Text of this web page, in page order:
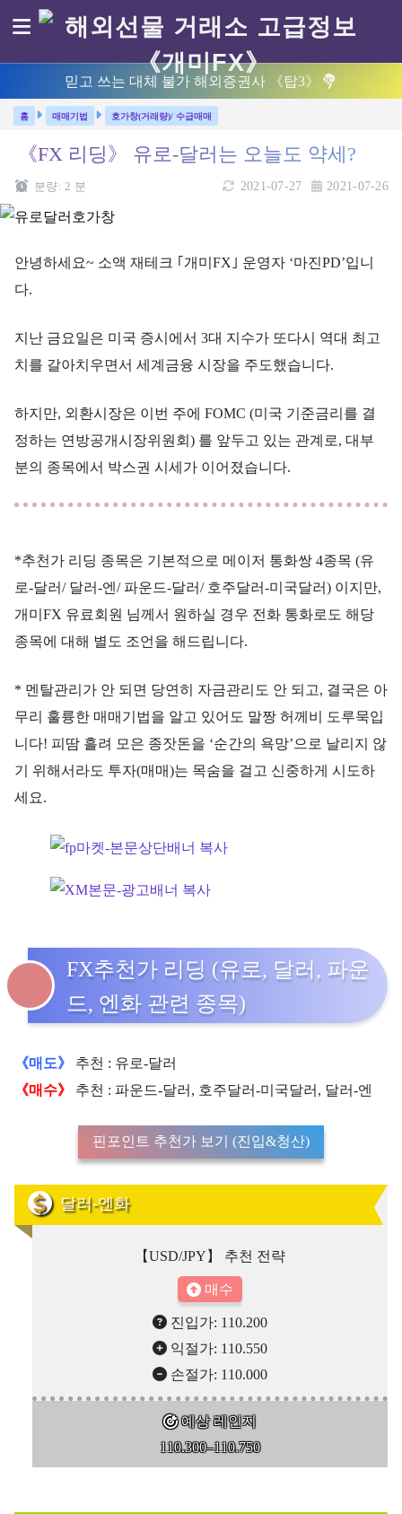
믿고 쓰는 대체 불가 해외증권사 《탑3》
매매기법 호가창(거래량)/ 수급매매
《FX 리딩》 유로-달러는 오늘도 약세?
2021-07-26
2021-07-27
분량: 2 분
안녕하세요~ 소액 재테크 ｢개미FX｣ 운영자 ‘마진PD’입니
다.
지난 금요일은 미국 증시에서 3대 지수가 또다시 역대 최고
치를 갈아치우면서 세계금융 시장을 주도했습니다.
하지만, 외환시장은 이번 주에 FOMC (미국 기준금리를 결
정하는 연방공개시장위원회) 를 앞두고 있는 관계로, 대부
분의 종목에서 박스권 시세가 이어졌습니다.
*추천가 리딩 종목은 기본적으로 메이저 통화쌍 4종목 (유
로-달러/ 달러-엔/ 파운드-달러/ 호주달러-미국달러) 이지만,
개미FX 유료회원 님께서 원하실 경우 전화 통화로도 해당
종목에 대해 별도 조언을 해드립니다.
* 멘탈관리가 안 되면 당연히 자금관리도 안 되고, 결국은 아
무리 훌륭한 매매기법을 알고 있어도 말짱 허께비 도루묵입
니다! 피땀 흘려 모은 종잣돈을 ‘순간의 욕망’으로 날리지 않
기 위해서라도 투자(매매)는 목숨을 걸고 신중하게 시도하
세요.
FX추천가 리딩 (유로, 달러, 파운
드, 엔화 관련 종목)
《매도》
추천 : 유로-달러
《매수》
추천 : 파운드-달러, 호주달러-미국달러, 달러-엔
핀포인트 추천가 보기 (진입&청산)
달러-엔화
【USD/JPY】 추천 전략
매수
진입가: 110.200
익절가: 110.550
손절가: 110.000
예상 레인지
110.300–110.750